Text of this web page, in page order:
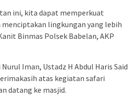
ini, kita dapat memperkuat
menciptakan lingkungan yang lebih
Binmas Polsek Babelan, AKP
Iman, Ustadz H Abdul Haris Said
atas kegiatan safari
datang ke masjid.